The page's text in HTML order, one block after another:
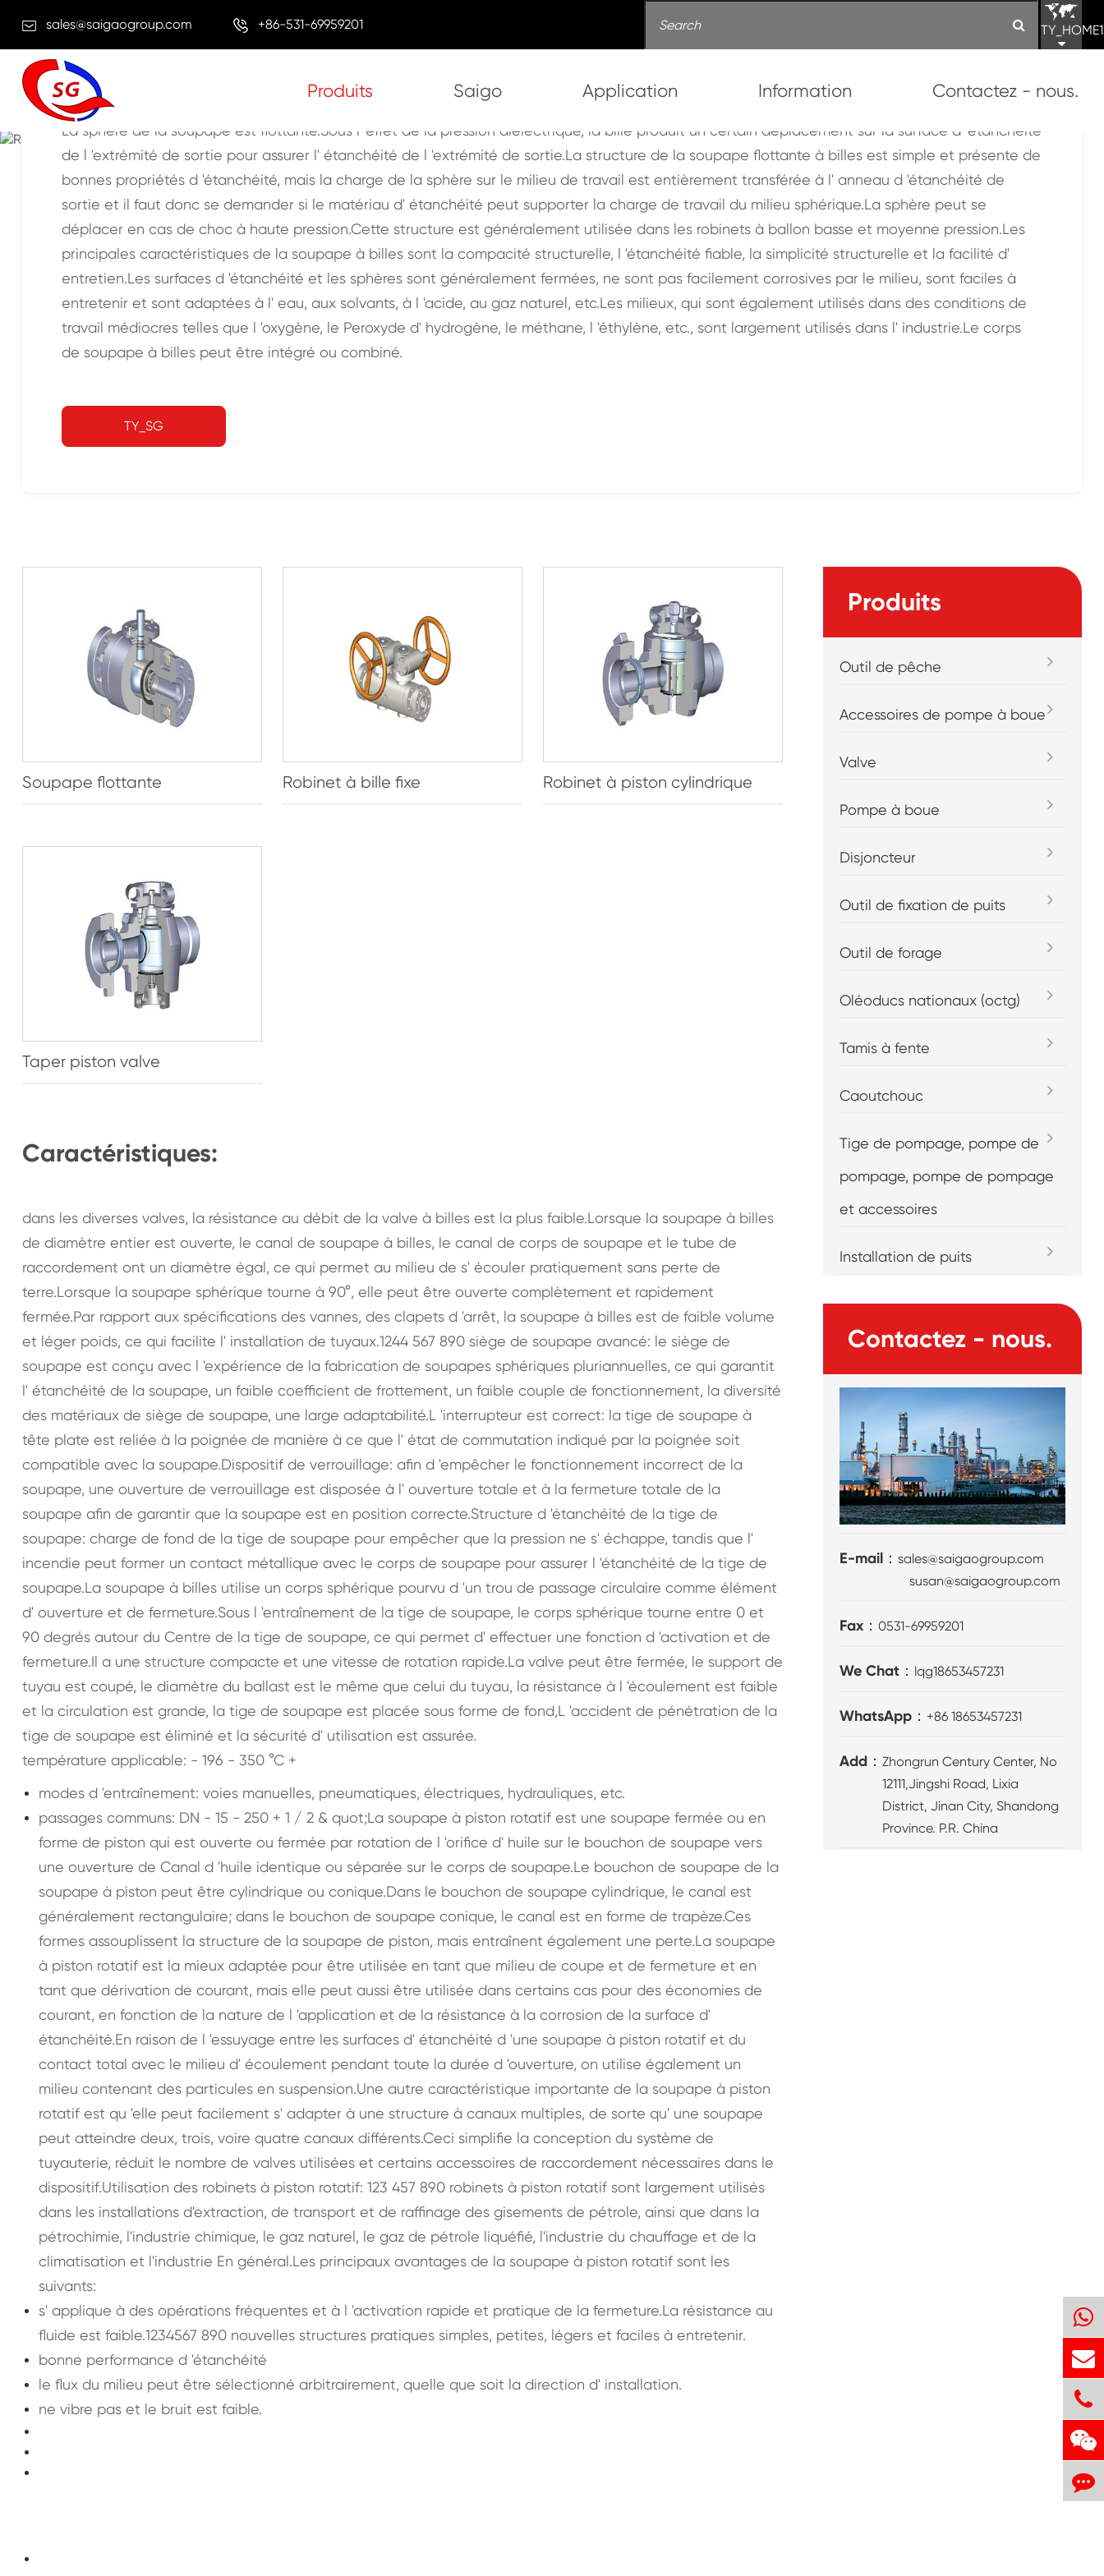
sales@saigaogroup.com +86-531-69959201
Produits Saigo Application Information Contactez - nous.
Robinet à billes et robinet à piston rotatif
Maison Produits Valve Robinet à billes et robinet à piston rotatif
La sphère de la soupape est flottante.Sous l 'effet de la pression diélectrique, la bille produit un certain déplacement sur la surface d' étanchéité
de l 'extrémité de sortie pour assurer l' étanchéité de l 'extrémité de sortie.La structure de la soupape flottante à billes est simple et présente de
bonnes propriétés d 'étanchéité, mais la charge de la sphère sur le milieu de travail est entièrement transférée à l' anneau d 'étanchéité de
sortie et il faut donc se demander si le matériau d' étanchéité peut supporter la charge de travail du milieu sphérique.La sphère peut se
déplacer en cas de choc à haute pression.Cette structure est généralement utilisée dans les robinets à ballon basse et moyenne pression.Les
principales caractéristiques de la soupape à billes sont la compacité structurelle, l 'étanchéité fiable, la simplicité structurelle et la facilité d'
entretien.Les surfaces d 'étanchéité et les sphères sont généralement fermées, ne sont pas facilement corrosives par le milieu, sont faciles à
entretenir et sont adaptées à l' eau, aux solvants, à l 'acide, au gaz naturel, etc.Les milieux, qui sont également utilisés dans des conditions de
travail médiocres telles que l 'oxygène, le Peroxyde d' hydrogène, le méthane, l 'éthylène, etc., sont largement utilisés dans l' industrie.Le corps
de soupape à billes peut être intégré ou combiné.
TY_SG
Soupape flottante Robinet à bille fixe Robinet à piston cylindrique
Taper piston valve
Caractéristiques:
dans les diverses valves, la résistance au débit de la valve à billes est la plus faible.Lorsque la soupape à billes
de diamètre entier est ouverte, le canal de soupape à billes, le canal de corps de soupape et le tube de
raccordement ont un diamètre égal, ce qui permet au milieu de s' écouler pratiquement sans perte de
terre.Lorsque la soupape sphérique tourne à 90°, elle peut être ouverte complètement et rapidement
fermée.Par rapport aux spécifications des vannes, des clapets d 'arrêt, la soupape à billes est de faible volume
et léger poids, ce qui facilite l' installation de tuyaux.1244 567 890 siège de soupape avancé: le siège de
soupape est conçu avec l 'expérience de la fabrication de soupapes sphériques pluriannuelles, ce qui garantit
l' étanchéité de la soupape, un faible coefficient de frottement, un faible couple de fonctionnement, la diversité
des matériaux de siège de soupape, une large adaptabilité.L 'interrupteur est correct: la tige de soupape à
tête plate est reliée à la poignée de manière à ce que l' état de commutation indiqué par la poignée soit
compatible avec la soupape.Dispositif de verrouillage: afin d 'empêcher le fonctionnement incorrect de la
soupape, une ouverture de verrouillage est disposée à l' ouverture totale et à la fermeture totale de la
soupape afin de garantir que la soupape est en position correcte.Structure d 'étanchéité de la tige de
soupape: charge de fond de la tige de soupape pour empêcher que la pression ne s' échappe, tandis que l'
incendie peut former un contact métallique avec le corps de soupape pour assurer l 'étanchéité de la tige de
soupape.La soupape à billes utilise un corps sphérique pourvu d 'un trou de passage circulaire comme élément
d' ouverture et de fermeture.Sous l 'entraînement de la tige de soupape, le corps sphérique tourne entre 0 et
90 degrés autour du Centre de la tige de soupape, ce qui permet d' effectuer une fonction d 'activation et de
fermeture.Il a une structure compacte et une vitesse de rotation rapide.La valve peut être fermée, le support de
tuyau est coupé, le diamètre du ballast est le même que celui du tuyau, la résistance à l 'écoulement est faible
et la circulation est grande, la tige de soupape est placée sous forme de fond,L 'accident de pénétration de la
tige de soupape est éliminé et la sécurité d' utilisation est assurée.
température applicable: - 196 - 350 °C +
modes d 'entraînement: voies manuelles, pneumatiques, électriques, hydrauliques, etc.
passages communs: DN - 15 - 250 + 1 / 2 & quot;La soupape à piston rotatif est une soupape fermée ou en
forme de piston qui est ouverte ou fermée par rotation de l 'orifice d' huile sur le bouchon de soupape vers
une ouverture de Canal d 'huile identique ou séparée sur le corps de soupape.Le bouchon de soupape de la
soupape à piston peut être cylindrique ou conique.Dans le bouchon de soupape cylindrique, le canal est
généralement rectangulaire; dans le bouchon de soupape conique, le canal est en forme de trapèze.Ces
formes assouplissent la structure de la soupape de piston, mais entraînent également une perte.La soupape
à piston rotatif est la mieux adaptée pour être utilisée en tant que milieu de coupe et de fermeture et en
tant que dérivation de courant, mais elle peut aussi être utilisée dans certains cas pour des économies de
courant, en fonction de la nature de l 'application et de la résistance à la corrosion de la surface d'
étanchéité.En raison de l 'essuyage entre les surfaces d' étanchéité d 'une soupape à piston rotatif et du
contact total avec le milieu d' écoulement pendant toute la durée d 'ouverture, on utilise également un
milieu contenant des particules en suspension.Une autre caractéristique importante de la soupape à piston
rotatif est qu 'elle peut facilement s' adapter à une structure à canaux multiples, de sorte qu' une soupape
peut atteindre deux, trois, voire quatre canaux différents.Ceci simplifie la conception du système de
tuyauterie, réduit le nombre de valves utilisées et certains accessoires de raccordement nécessaires dans le
dispositif.Utilisation des robinets à piston rotatif: 123 457 890 robinets à piston rotatif sont largement utilisés
dans les installations d'extraction, de transport et de raffinage des gisements de pétrole, ainsi que dans la
pétrochimie, l'industrie chimique, le gaz naturel, le gaz de pétrole liquéfié, l'industrie du chauffage et de la
climatisation et l'industrie En général.Les principaux avantages de la soupape à piston rotatif sont les
suivants:
s' applique à des opérations fréquentes et à l 'activation rapide et pratique de la fermeture.La résistance au
fluide est faible.1234567 890 nouvelles structures pratiques simples, petites, légers et faciles à entretenir.
bonne performance d 'étanchéité
le flux du milieu peut être sélectionné arbitrairement, quelle que soit la direction d' installation.
ne vibre pas et le bruit est faible.
Produits
Outil de pêche
Accessoires de pompe à boue
Valve
Pompe à boue
Disjoncteur
Outil de fixation de puits
Outil de forage
Oléoducs nationaux (octg)
Tamis à fente
Caoutchouc
Tige de pompage, pompe de
pompage, pompe de pompage
et accessoires
Installation de puits
Contactez - nous.
E-mail：sales@saigaogroup.com
susan@saigaogroup.com
Fax：0531-69959201
We Chat： lqg18653457231
WhatsApp： +86 18653457231
Add：Zhongrun Century Center, No
12111,Jingshi Road, Lixia
District, Jinan City, Shandong
Province. P.R. China